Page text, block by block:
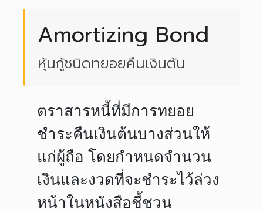
Amortizing Bond
หุ้นกู้ชนิดทยอยคืนเงินต้น
ตราสารหนี้ที่มีการทยอย
ชำระคืนเงินต้นบางส่วนให้
แก่ผู้ถือ โดยกำหนดจำนวน
เงินและงวดที่จะชำระไว้ล่วง
หน้าในหนังสือชี้ชวน